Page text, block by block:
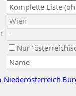
Nur
Niederösterreich